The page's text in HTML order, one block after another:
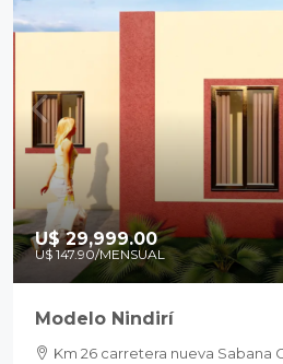
U$ 29,999.00
U$ 147.90/MENSUAL
Modelo Nindirí
Km 26 carretera nueva Sabana